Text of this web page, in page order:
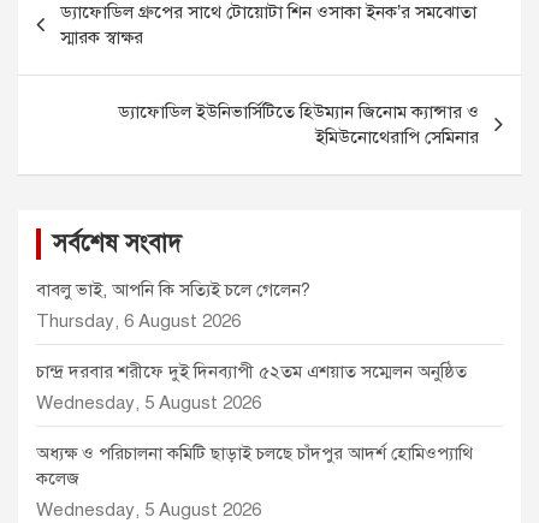
o
o
k
n
e
A
p
e
navigation
ড্যাফোডিল গ্রুপের সাথে টোয়োটা শিন ওসাকা ইনক’র সমঝোতা
স্মারক স্বাক্ষর
ড্যাফোডিল ইউনিভার্সিটিতে হিউম্যান জিনোম ক্যান্সার ও
ইমিউনোথেরাপি সেমিনার
সর্বশেষ সংবাদ
বাবলু ভাই, আপনি কি সত্যিই চলে গেলেন?
Thursday, 6 August 2026
চান্দ্র দরবার শরীফে দুই দিনব্যাপী ৫২তম এশয়াত সম্মেলন অনুষ্ঠিত
Wednesday, 5 August 2026
অধ্যক্ষ ও পরিচালনা কমিটি ছাড়াই চলছে চাঁদপুর আদর্শ হোমিওপ্যাথি
কলেজ
Wednesday, 5 August 2026